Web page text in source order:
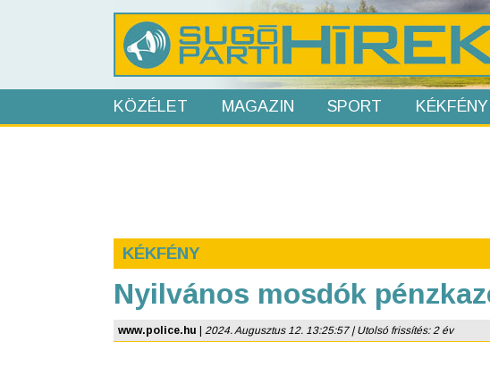
KÖZÉLET MAGAZIN SPORT KÉKFÉNY
KÉKFÉNY
Nyilvános mosdók
www.police.hu 2024. Augusztus 12. 13:25:57 | Utolsó frissítés: 2 év